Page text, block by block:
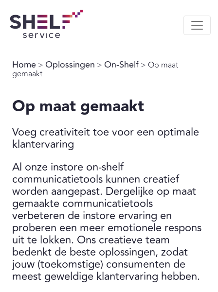
Home > Oplossingen > On-Shelf > Op maat
gemaakt
Op maat gemaakt
Voeg creativiteit toe voor een optimale
klantervaring
Al onze instore on-shelf
communicatietools kunnen creatief
worden aangepast. Dergelijke op maat
gemaakte communicatietools
verbeteren de instore ervaring en
proberen een meer emotionele respons
uit te lokken. Ons creatieve team
bedenkt de beste oplossingen, zodat
jouw (toekomstige) consumenten de
meest geweldige klantervaring hebben.